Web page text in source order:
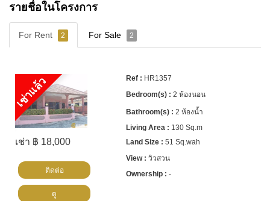
รายชื่อในโครงการ
For Rent 2 For Sale 2
เช่าแล้ว
เช่า ฿ 18,000
HR1357
2 ห้องนอน
2 ห้องน้ำ
130 Sq.m
51 Sq.wah
วิวสวน
-
ติดต่อ
ดู